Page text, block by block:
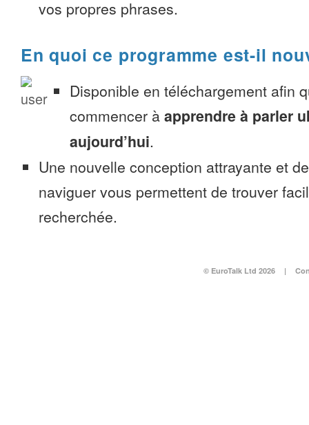
vos propres phrases.
En quoi ce programme est-il
Disponible en téléchargement afin
commencer à apprendre à parler
aujourd’hui.
Une nouvelle conception attrayante et
naviguer vous permettent de trouver
recherchée.
© EuroTalk Ltd 2026 |